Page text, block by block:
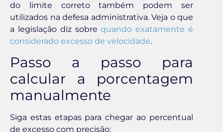
do limite correto também podem ser
utilizados na defesa administrativa. Veja o que
a legislação diz sobrequando exatamente é
considerado excesso de velocidade.
Passo a passo para
calcular a porcentagem
manualmente
Siga estas etapas para chegar ao percentual
de excesso com precisão: